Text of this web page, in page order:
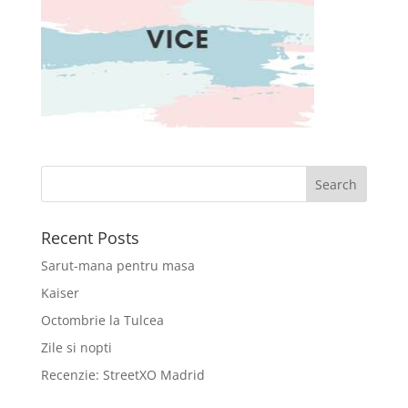
Recent Posts
Sarut-mana pentru masa
Kaiser
Octombrie la Tulcea
Zile si nopti
Recenzie: StreetXO Madrid